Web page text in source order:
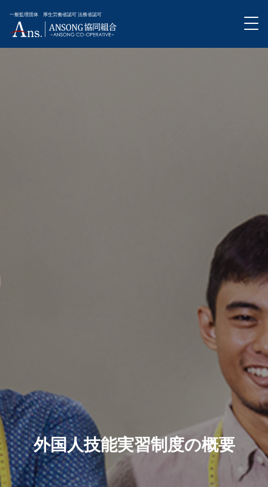
外国人技能実習生受入事業
実習生の受入について
外国人技能実習制度の概要